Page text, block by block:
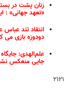
زنان پشت در
«تعهد جهانی» :
انتقاد تند عباس
دودوزه بازی می
علم‌الهدی:
جایی منعکس
۲۱۲۱